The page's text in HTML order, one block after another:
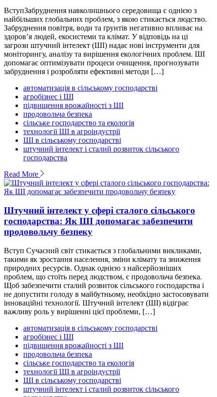
ВступЗабруднення навколишнього середовища є однією з
найбільших глобальних проблем, з якою стикається людство.
Забруднення повітря, води та ґрунтів негативно впливає на
здоров’я людей, екосистеми та клімат. У відповідь на ці
загрози штучний інтелект (ШІ) надає нові інструменти для
моніторингу, аналізу та вирішення екологічних проблем. ШІ
допомагає оптимізувати процеси очищення, прогнозувати
забруднення і розробляти ефективні методи […]
автоматизація в сільському господарстві
агробізнес і ШІ
підвищення врожайності з ШІ
продовольча безпека
сільське господарство та екологія
технології ШІ в агроіндустрії
ШІ в сільському господарстві
штучний інтелект і сталий розвиток сільського
господарства
Read More
Штучний інтелект у сфері сталого сільського
господарства: Як ШІ допомагає забезпечити
продовольчу безпеку
Вступ Сучасний світ стикається з глобальними викликами,
такими як зростання населення, зміни клімату та зниження
природних ресурсів. Однак однією з найсерйозніших
проблем, що стоїть перед людством, є продовольча безпека.
Щоб забезпечити сталий розвиток сільського господарства і
не допустити голоду в майбутньому, необхідно застосовувати
інноваційні технології. Штучний інтелект (ШІ) відіграє
важливу роль у вирішенні цієї проблеми, […]
автоматизація в сільському господарстві
агробізнес і ШІ
підвищення врожайності з ШІ
продовольча безпека
сільське господарство та екологія
технології ШІ в агроіндустрії
ШІ в сільському господарстві
штучний інтелект і сталий розвиток сільського